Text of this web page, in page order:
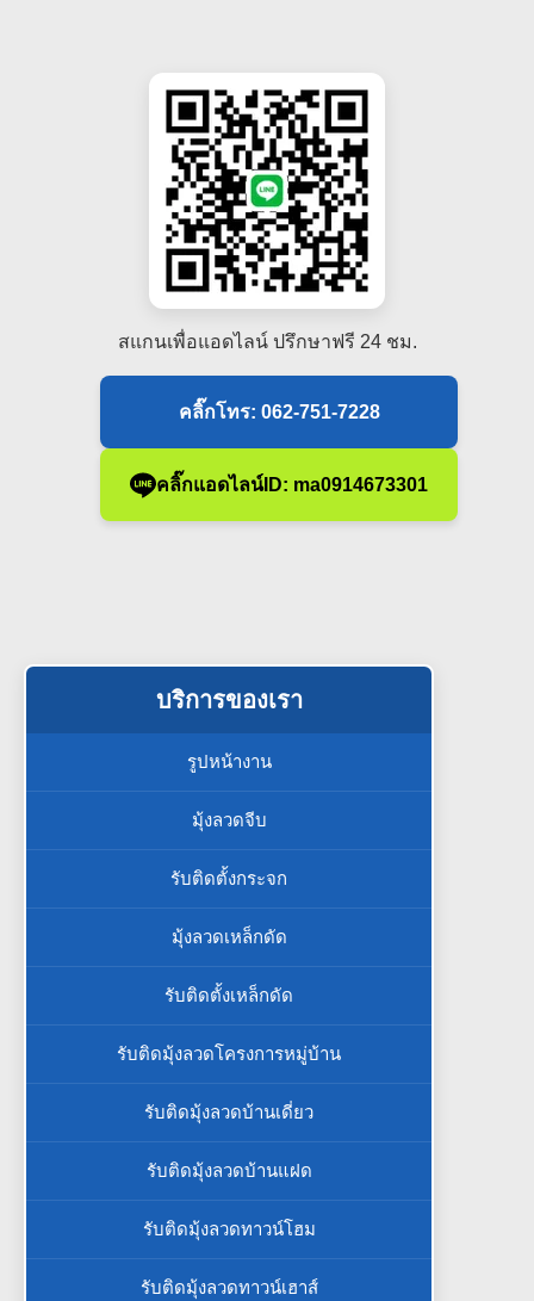
สแกนเพื่อแอดไลน์ ปรึกษาฟรี 24 ชม.
คลิ๊กโทร: 062-751-7228
คลิ๊กแอดไลน์ID: ma0914673301
บริการของเรา
รูปหน้างาน
มุ้งลวดจีบ
รับติดตั้งกระจก
มุ้งลวดเหล็กดัด
รับติดตั้งเหล็กดัด
รับติดมุ้งลวดโครงการหมู่บ้าน
รับติดมุ้งลวดบ้านเดี่ยว
รับติดมุ้งลวดบ้านแฝด
รับติดมุ้งลวดทาวน์โฮม
รับติดมุ้งลวดทาวน์เฮาส์